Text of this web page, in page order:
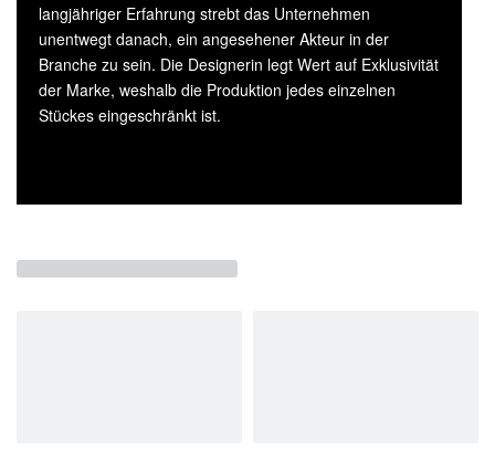
langjähriger Erfahrung strebt das Unternehmen
unentwegt danach, ein angesehener Akteur in der
Branche zu sein. Die Designerin legt Wert auf Exklusivität
der Marke, weshalb die Produktion jedes einzelnen
Stückes eingeschränkt ist.